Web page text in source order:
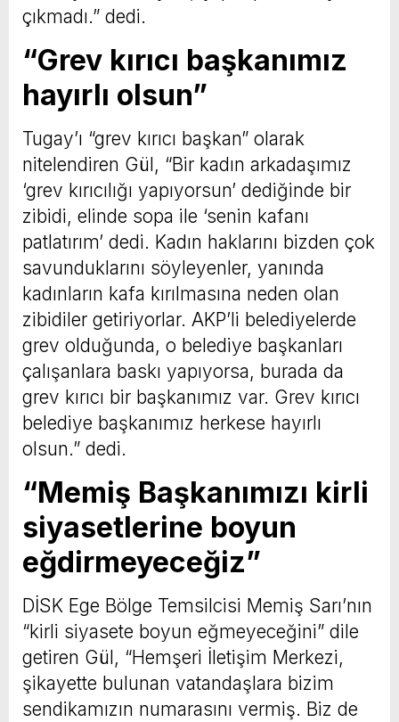
çıkmadı.” dedi.
“Grev kırıcı başkanımız
hayırlı olsun”
Tugay’ı “grev kırıcı başkan” olarak
nitelendiren Gül, “Bir kadın arkadaşımız
‘grev kırıcılığı yapıyorsun’ dediğinde bir
zibidi, elinde sopa ile ‘senin kafanı
patlatırım’ dedi. Kadın haklarını bizden çok
savunduklarını söyleyenler, yanında
kadınların kafa kırılmasına neden olan
zibidiler getiriyorlar. AKP’li belediyelerde
grev olduğunda, o belediye başkanları
çalışanlara baskı yapıyorsa, burada da
grev kırıcı bir başkanımız var. Grev kırıcı
belediye başkanımız herkese hayırlı
olsun.” dedi.
“Memiş Başkanımızı kirli
siyasetlerine boyun
eğdirmeyeceğiz”
DİSK Ege Bölge Temsilcisi Memiş Sarı’nın
“kirli siyasete boyun eğmeyeceğini” dile
getiren Gül, “Hemşeri İletişim Merkezi,
şikayette bulunan vatandaşlara bizim
sendikamızın numarasını vermiş. Biz de